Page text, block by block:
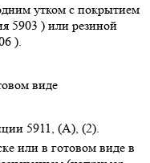
утком с покрытием
5903 ) или резиной
).
виде
5911, (А), (2).
или в готовом виде в